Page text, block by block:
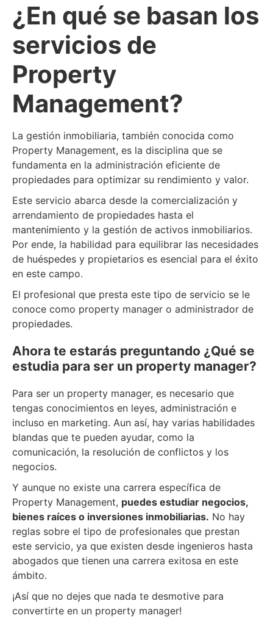
¿En qué se basan los
servicios de
Property
Management?
La gestión inmobiliaria, también conocida como
Property Management, es la disciplina que se
fundamenta en la administración eficiente de
propiedades para optimizar su rendimiento y valor.
Este servicio abarca desde la comercialización y
arrendamiento de propiedades hasta el
mantenimiento y la gestión de activos inmobiliarios.
Por ende, la habilidad para equilibrar las necesidades
de huéspedes y propietarios es esencial para el éxito
en este campo.
El profesional que presta este tipo de servicio se le
conoce como property manager o administrador de
propiedades.
Ahora te estarás preguntando ¿Qué se
estudia para ser un property manager?
Para ser un property manager, es necesario que
tengas conocimientos en leyes, administración e
incluso en marketing. Aun así, hay varias habilidades
blandas que te pueden ayudar, como la
comunicación, la resolución de conflictos y los
negocios.
Y aunque no existe una carrera específica de
Property Management, puedes estudiar negocios,
bienes raíces o inversiones inmobiliarias. No hay
reglas sobre el tipo de profesionales que prestan
este servicio, ya que existen desde ingenieros hasta
abogados que tienen una carrera exitosa en este
ámbito.
¡Así que no dejes que nada te desmotive para
convertirte en un property manager!